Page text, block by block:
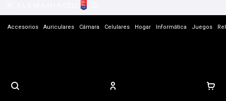
Accesorios Auriculares Cámara Celulares Hogar Informática Juegos